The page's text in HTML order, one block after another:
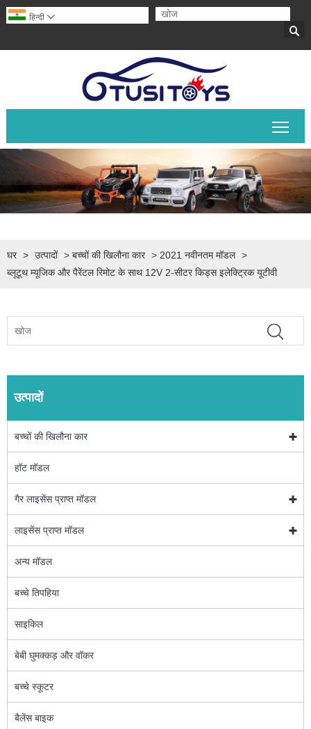

हिन्दी 
घर > उत्पादों > बच्चों की खिलौना कार > 2021 नवीनतम मॉडल >
ब्लूटूथ म्यूजिक और पैरेंटल रिमोट के साथ 12V 2-सीटर किड्स इलेक्ट्रिक यूटीवी
उत्पादों
बच्चों की खिलौना कार
हॉट मॉडल
गैर लाइसेंस प्राप्त मॉडल
लाइसेंस प्राप्त मॉडल
अन्य मॉडल
बच्चे तिपहिया
साइकिल
बेबी घुमक्कड़ और वॉकर
बच्चे स्कूटर
बैलेंस बाइक